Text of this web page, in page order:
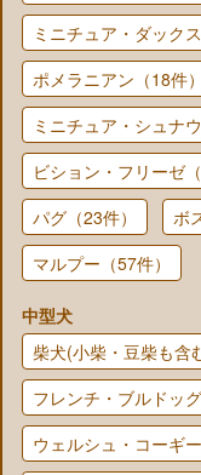
ミニチュア・ダック
ポメラニアン（18件）
ミニチュア・シュナ
ビション・フリーゼ（
パグ（23件）
ボ
マルプー（57件）
中型犬
柴犬(小柴・豆柴も含
フレンチ・ブルドッグ
ウェルシュ・コーギ